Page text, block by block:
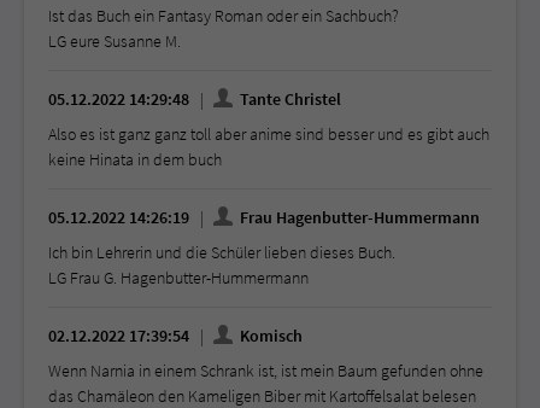
Ist das Buch ein Fantasy Roman oder ein Sachbuch?
LG eure Susanne M.
05.12.2022 14:29:48
Tante Christel
Also es ist ganz ganz toll aber anime sind besser und es gibt auch
keine Hinata in dem buch
05.12.2022 14:26:19
Frau Hagenbutter-Hummermann
Ich bin Lehrerin und die Schüler lieben dieses Buch.
LG Frau G. Hagenbutter-Hummermann
02.12.2022 17:39:54
Komisch
Wenn Narnia in einem Schrank ist, ist mein Baum gefunden ohne
das Chamäleon den Kameligen Biber mit Kartoffelsalat belesen